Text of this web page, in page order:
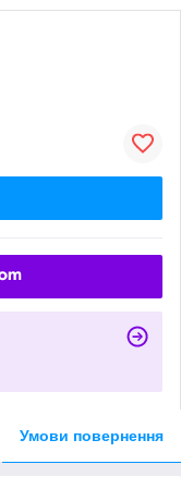
Умови повернення